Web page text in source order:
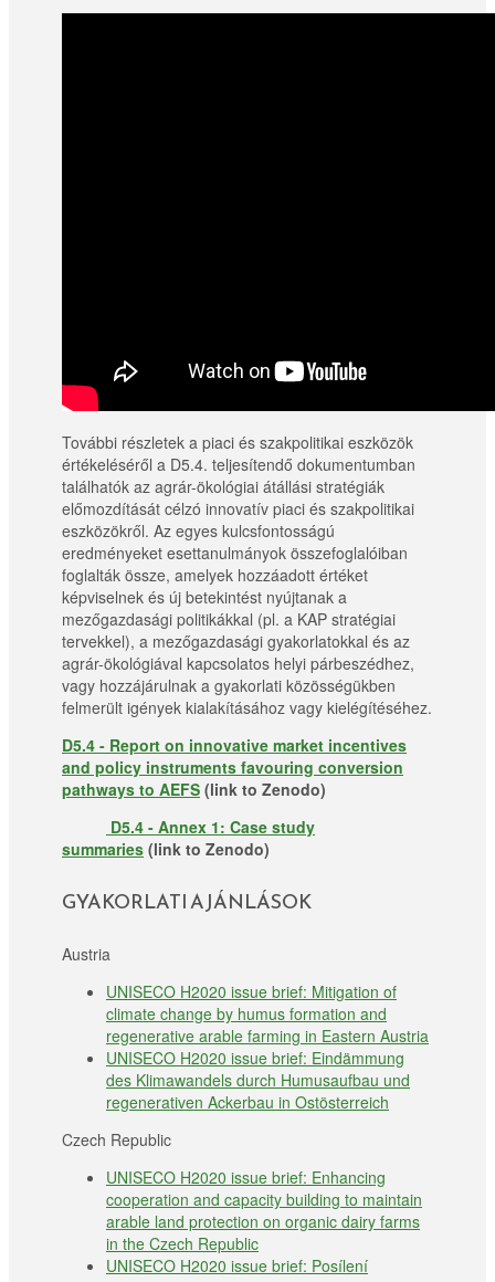
További részletek a piaci és szakpolitikai eszközök
értékeléséről a D5.4. teljesítendő dokumentumban
találhatók az agrár-ökológiai átállási stratégiák
előmozdítását célzó innovatív piaci és szakpolitikai
eszközökről. Az egyes kulcsfontosságú
eredményeket esettanulmányok összefoglalóiban
foglalták össze, amelyek hozzáadott értéket
képviselnek és új betekintést nyújtanak a
mezőgazdasági politikákkal (pl. a KAP stratégiai
tervekkel), a mezőgazdasági gyakorlatokkal és az
agrár-ökológiával kapcsolatos helyi párbeszédhez,
vagy hozzájárulnak a gyakorlati közösségükben
felmerült igények kialakításához vagy kielégítéséhez.
D5.4 - Report on innovative market incentives
and policy instruments favouring conversion
pathways to AEFS (link to Zenodo)
D5.4 - Annex 1: Case study
summaries (link to Zenodo)
GYAKORLATI AJÁNLÁSOK
Austria
UNISECO H2020 issue brief: Mitigation of
climate change by humus formation and
regenerative arable farming in Eastern Austria
UNISECO H2020 issue brief: Eindämmung
des Klimawandels durch Humusaufbau und
regenerativen Ackerbau in Ostösterreich
Czech Republic
UNISECO H2020 issue brief: Enhancing
cooperation and capacity building to maintain
arable land protection on organic dairy farms
in the Czech Republic
UNISECO H2020 issue brief: Posílení